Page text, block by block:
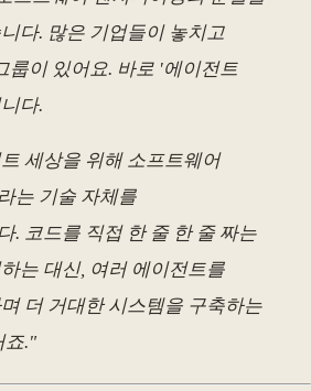
다. 많은 기업들이 놓치고
룹이 있어요. 바로 '에이전트
다.
세상을 위해 소프트웨어
는 기술 자체를
. 코드를 직접 한 줄 한 줄 짜는
는 대신, 여러 에이전트를
더 거대한 시스템을 구축하는
죠."